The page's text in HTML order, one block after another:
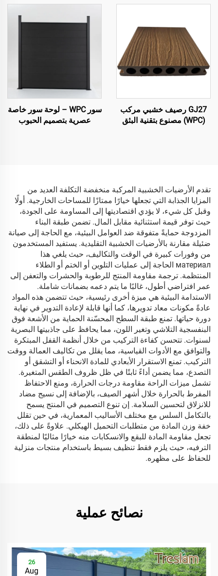
الصيانة
GJ27 رصيف خشبي مركب
(WPC) مصنوع بتقنية البثق
سور WPC – لوحة سور خاصة
عصرية بتصميم الحبوب
تقدم الأرضيات الخشبية المركبة منخفضة التكلفة العديد من
المزايا الجذابة التي تجعلها خيارًا ممتازًا للمساحات الخارجية. أولًا
وقبل كل شيء، لا يؤدي اقتصاديتها إلى المساومة على الجودة،
حيث توفر قيمة استثنائية مقابل المال. تضمن طبقة البناء
المزدوجة حمايةً متفوقة ضد العوامل البيئية، مع الحاجة إلى صيانة
ضئيلة مقارنة بالأرضيات الخشبية التقليدية. يستفيد المستخدمون
من وفورات كبيرة في الوقت والتكاليف، حيث يلغي هذا
материал الحاجة إلى عمليات التلوين أو الختم أو الطلاء
المنتظمة. ترجمة مقاومة المنتج للرطوبة والحشرات والتعفن إلى
عمر افتراضي أطول، غالبًا ما يتم دعمه بضمانات شاملة.
الاستدامة البيئية هي ميزة أخرى رئيسية، حيث تتضمن هذه المواد
عادةً مكونات معاد تدويرها، كما أنها قابلة لإعادة التدوير في نهاية
دورة حياتها. تمنع طبقة السطح المحسّنة الحماية من الأشعة فوق
البنفسجية التلاشي وتغير اللون، مما يحافظ على جاذبيتها البصرية
لسنوات. تتحسن كفاءة التركيب من خلال أنظمة القفل المبتكرة
والتوافق مع الأدوات القياسية، مما يقلل من تكاليف العمالة ووقت
التركيب. تمنع الاستقرار الأبعادي للمادة الانحناء أو التشقق أو
التصدع، مما يضمن أداءً ثابتًا في ظل ظروف الطقس المتغيرة.
تشمل ميزات الراحة مقاومة درجات الحرارة، ومنع الاحتفاظ
المفرط بالحرارة خلال أشهر الصيف، بالإضافة إلى نسيج مضاد
للانزلاق لتحسين السلامة. إن تنوع التصميم في المنتج يسمح
بالتكامل السلس مع مختلف الأساليب المعمارية، في حين تقلل
خفة وزن المادة من متطلبات التحميل الهيكلي. علاوةً على ذلك،
تجعل مقاومة المادة للبقع والانسكابات منه خيارًا مثاليًا لمنطقة
الترفيه، حيث يلزم فقط تنظيف بسيط باستخدام منتجات منزلية
للحفاظ على مظهره.
نصائح عملية
26
Aug